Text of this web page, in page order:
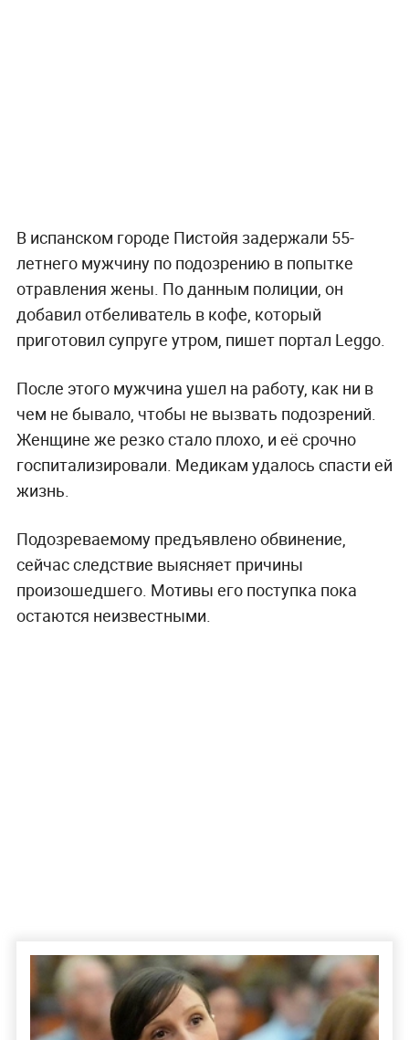
В испанском городе Пистойя задержали 55-
летнего мужчину по подозрению в попытке
отравления жены. По данным полиции, он
добавил отбеливатель в кофе, который
приготовил супруге утром, пишет портал Leggo.
После этого мужчина ушел на работу, как ни в
чем не бывало, чтобы не вызвать подозрений.
Женщине же резко стало плохо, и её срочно
госпитализировали. Медикам удалось спасти ей
жизнь.
Подозреваемому предъявлено обвинение,
сейчас следствие выясняет причины
произошедшего. Мотивы его поступка пока
остаются неизвестными.